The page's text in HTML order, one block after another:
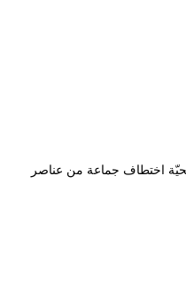
ضحيّة اختطاف جماعة من عناصر